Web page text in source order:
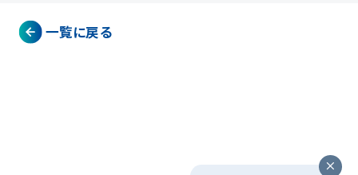
一覧に戻る